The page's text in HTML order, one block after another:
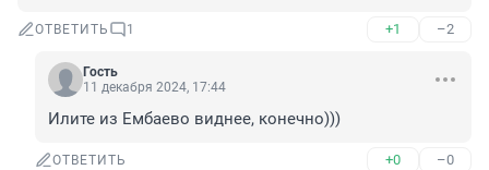
ОТВЕТИТЬ 1 +1 –2
Гость
11 декабря 2024, 17:44
Илите из Ембаево виднее, конечно)))
ОТВЕТИТЬ +0 –0